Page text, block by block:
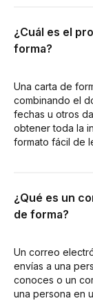
¿Cuál es el
forma?
Una carta de
combinando el
fechas u otros
obtener toda la
formato fácil de
¿Qué es un
de forma?
Un correo
envías a una
conoces o un
una persona en